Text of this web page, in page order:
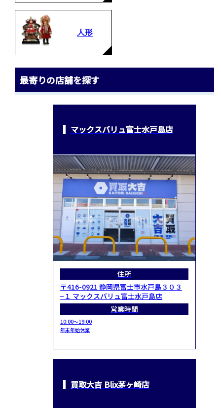
人形
最寄りの店舗を探す
マックスバリュ富士水戸島店
住所
〒416-0921 静岡県富士市水戸島３０３
−１ マックスバリュ富士水戸島店
営業時間
10:00～19:00
年末年始休業
買取大吉 Blix茅ヶ崎店